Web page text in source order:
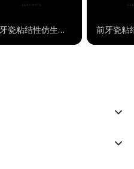
前牙瓷粘结性仿生修复